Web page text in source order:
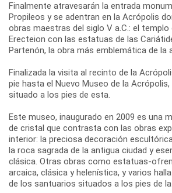
Finalmente atravesarán la entrada
Propileos y se adentran en la Acrópolis
obras maestras del siglo V a.C.: el templo
Erecteion con las estatuas de las
Partenón, la obra más emblemática de la
Finalizada la visita al recinto de la
pie hasta el Nuevo Museo de la
situado a los pies de esta.
Este museo, inaugurado en 2009 es una
de cristal que contrasta con las obras
interior: la preciosa decoración
la roca sagrada de la antigua ciudad y
clásica. Otras obras como estatuas-
arcaica, clásica y helenística, y varios
de los santuarios situados a los pies de